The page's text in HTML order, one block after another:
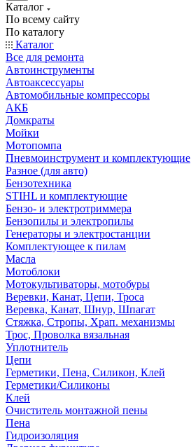
Каталог
По всему сайту
По каталогу
Каталог
Все для ремонта
Автоинструменты
Автоаксессуары
Автомобильные компрессоры
АКБ
Домкраты
Мойки
Мотопомпа
Пневмоинструмент и комплектующие
Разное (для авто)
Бензотехника
STIHL и комплектующие
Бензо- и электротриммера
Бензопилы и электропилы
Генераторы и электростанции
Комплектующее к пилам
Масла
Мотоблоки
Мотокультиваторы, мотобуры
Веревки, Канат, Цепи, Троса
Веревка, Канат, Шнур, Шпагат
Стяжка, Стропы, Храп. механизмы
Трос, Проволка вязальная
Уплотнитель
Цепи
Герметики, Пена, Силикон, Клей
Герметики/Силиконы
Клей
Очиститель монтажной пены
Пена
Гидроизоляция